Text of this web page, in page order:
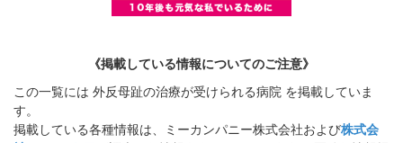
《掲載している情報についてのご注意》
この一覧には 外反母趾の治療が受けられる病院 を掲載していま
す。
掲載している各種情報は、ミーカンパニー株式会社および株式会